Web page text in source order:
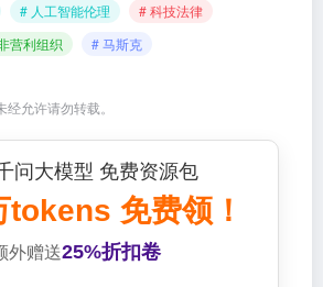
# 人工智能伦理
# 科技法律
营利组织 # 马斯克
允许请勿转载。
问大模型 免费资源包
tokens 免费领！
外赠送25%折扣卷